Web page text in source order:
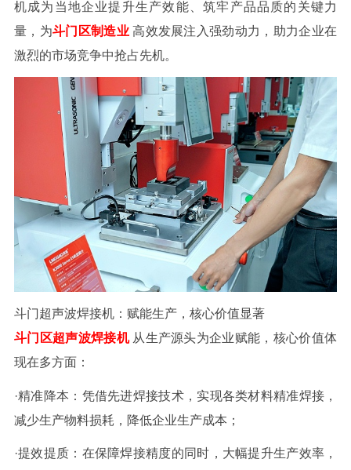
机成为当地企业提升生产效能、筑牢产品品质的关键力
量，为斗门区制造业 高效发展注入强劲动力，助力企业在
激烈的市场竞争中抢占先机。
斗门超声波焊接机：赋能生产，核心价值显著
斗门区超声波焊接机 从生产源头为企业赋能，核心价值体
现在多方面：
·精准降本：凭借先进焊接技术，实现各类材料精准焊接，
减少生产物料损耗，降低企业生产成本；
·提效提质：在保障焊接精度的同时，大幅提升生产效率，